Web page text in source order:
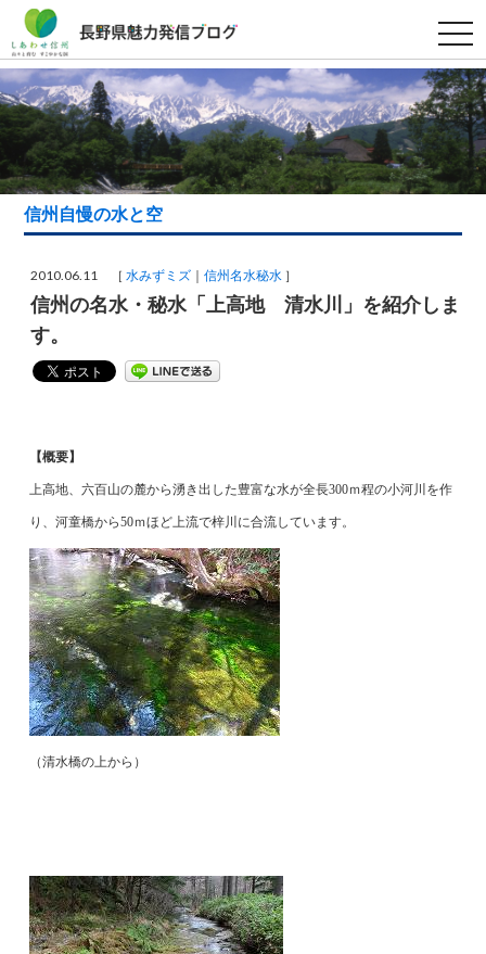
t
o
g
g
l
e
n
a
v
g
i
信州自慢の水と空
2010.06.11 ［水みずミズ 信州名水秘水 ］
信州の名水・秘水「上高地 清水川」を紹介しま
す。
【概要】
上高地、六百山の麓から湧き出した豊富な水が全長300ｍ程の小河川を作
り、河童橋から50ｍほど上流で梓川に合流しています。
（清水橋の上から）